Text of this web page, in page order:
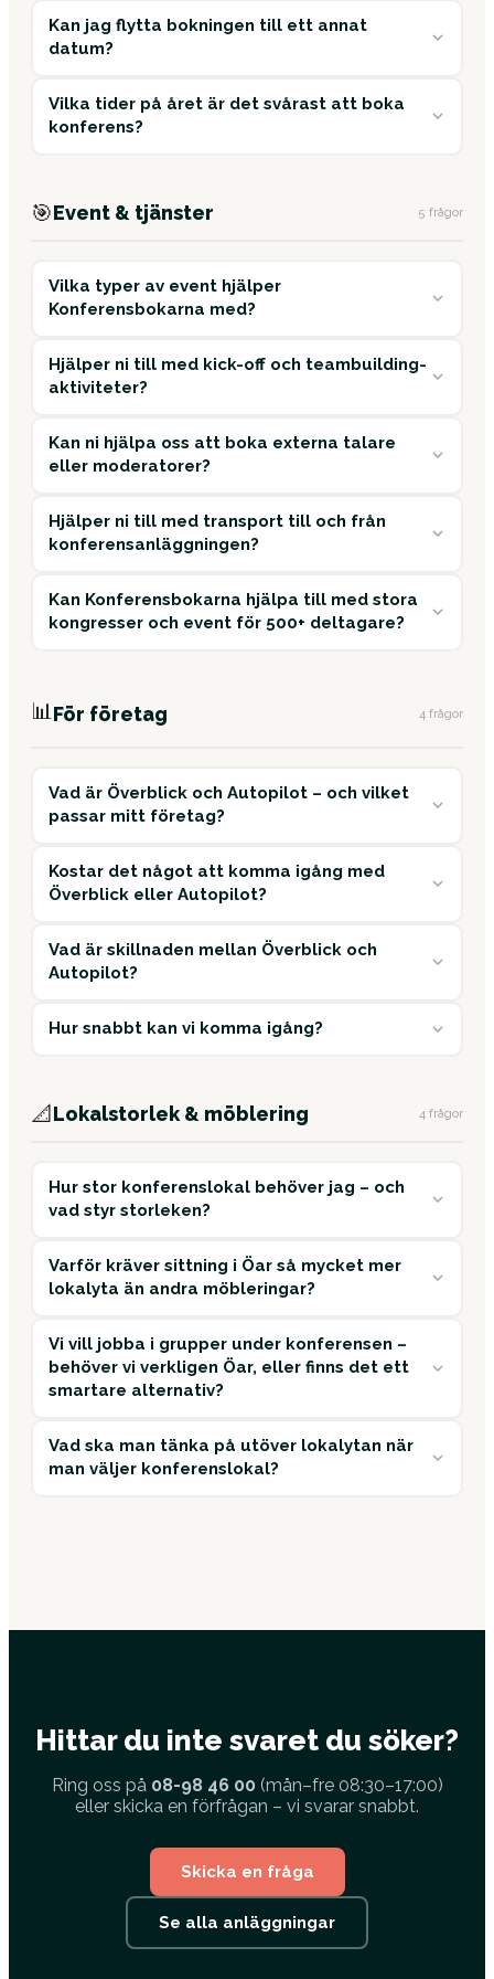
Kan jag flytta bokningen till ett annat
datum?
Vilka tider på året är det svårast att boka
konferens?
🎯Event & tjänster 5 frågor
Vilka typer av event hjälper
Konferensbokarna med?
Hjälper ni till med kick-off och teambuilding-
aktiviteter?
Kan ni hjälpa oss att boka externa talare
eller moderatorer?
Hjälper ni till med transport till och från
konferensanläggningen?
Kan Konferensbokarna hjälpa till med stora
kongresser och event för 500+ deltagare?
📊 För företag 4 frågor
Vad är Överblick och Autopilot – och vilket
passar mitt företag?
Kostar det något att komma igång med
Överblick eller Autopilot?
Vad är skillnaden mellan Överblick och
Autopilot?
Hur snabbt kan vi komma igång?
📐Lokalstorlek & möblering 4 frågor
Hur stor konferenslokal behöver jag – och
vad styr storleken?
Varför kräver sittning i Öar så mycket mer
lokalyta än andra möbleringar?
Vi vill jobba i grupper under konferensen –
behöver vi verkligen Öar, eller finns det ett
smartare alternativ?
Vad ska man tänka på utöver lokalytan när
man väljer konferenslokal?
Hittar du inte svaret du söker?
Ring oss på 08-98 46 00(mån–fre 08:30–17:00)
eller skicka en förfrågan – vi svarar snabbt.
Skicka en fråga
Se alla anläggningar